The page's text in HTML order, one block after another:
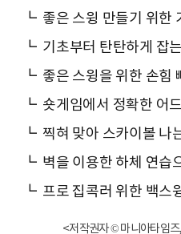
┗
┗
┗
┗
┗
┗
┗
<저작권자 © 마니아타임